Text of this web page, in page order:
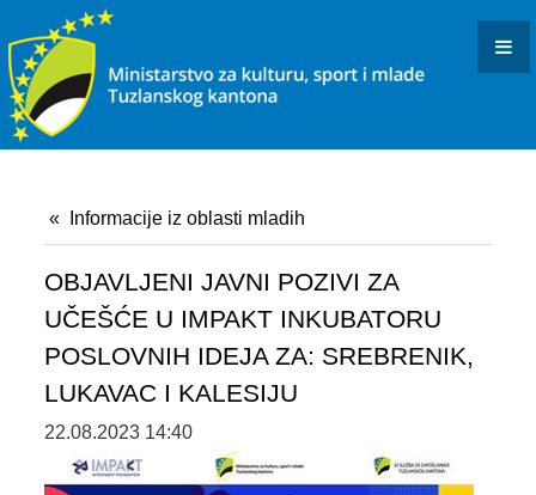
Informacije iz oblasti mladih
OBJAVLJENI JAVNI POZIVI ZA
UČEŠĆE U IMPAKT INKUBATORU
POSLOVNIH IDEJA ZA: SREBRENIK,
LUKAVAC I KALESIJU
22.08.2023 14:40
KONKURSI I JAVNI POZIVI
OBAVJEŠTENJA I REZULTATI
KULTURA
USTANOVE I PREDUZEĆA KULTURE U RESORNOJ
NADLEŽNOSTI
DOKUMENTI
BIBLIOTEČKI ISPIT
OSTALO